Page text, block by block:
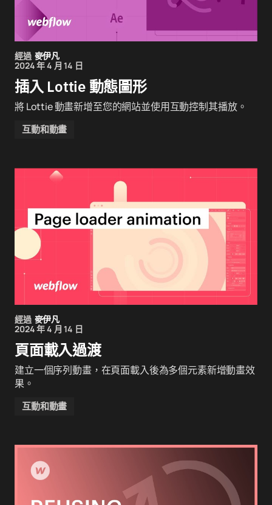
經過 麥伊凡
2024 年 4 月 14 日
插入 Lottie 動態圖形
將 Lottie 動畫新增至您的網站並使用互動控制其播放。
互動和動畫
經過 麥伊凡
2024 年 4 月 14 日
頁面載入過渡
建立一個序列動畫，在頁面載入後為多個元素新增動畫效
果。
互動和動畫